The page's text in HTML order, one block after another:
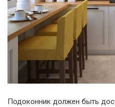
Подоконник должен быть